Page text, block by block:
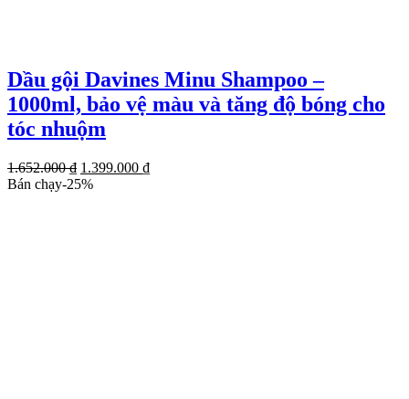
Dầu gội Davines Minu Shampoo –
1000ml, bảo vệ màu và tăng độ bóng cho
tóc nhuộm
1.652.000₫ Giá
gốc
1.399.000 ₫Giá
Bán chạy-25%